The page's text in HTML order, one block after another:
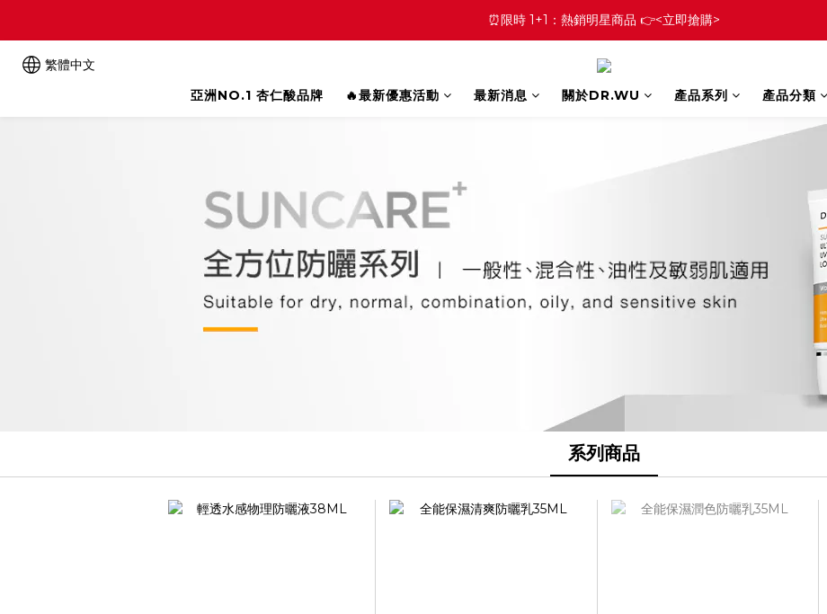
⏰限時 1+1：熱銷明星商品 👉<立即搶購>
繁體中文
亞洲NO.1 杏仁酸品牌
🔥最新優惠活動 最新消息 關於DR.WU 產品系列 產品分類
系列商品